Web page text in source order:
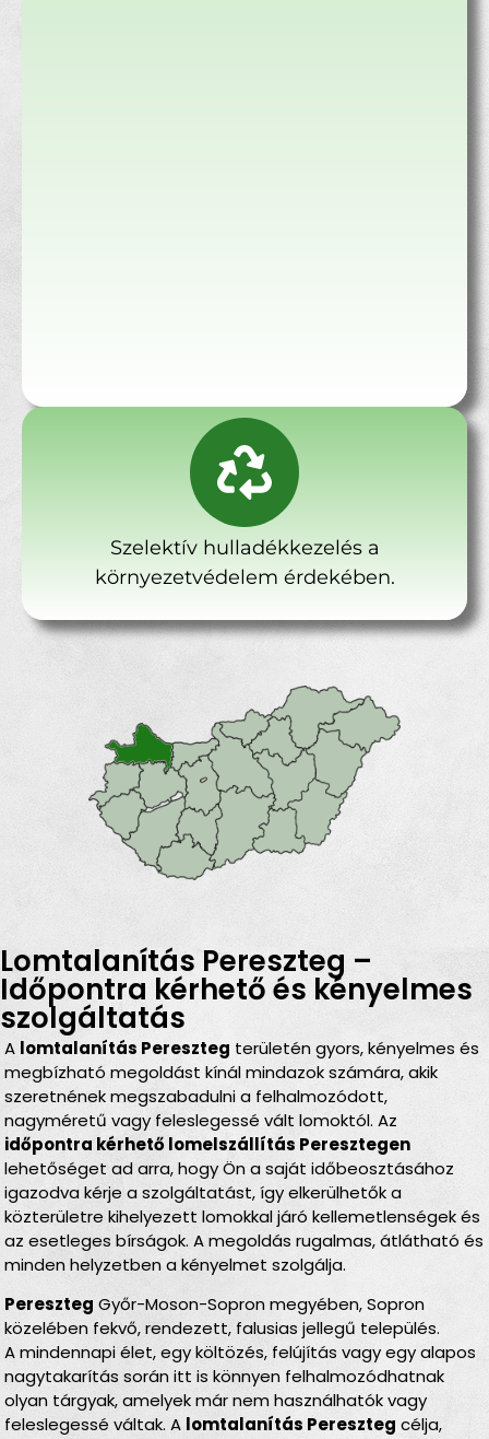
Szelektív hulladékkezelés a
környezetvédelem érdekében.
Lomtalanítás Pereszteg –
Időpontra kérhető és kényelmes
szolgáltatás
A lomtalanítás Pereszteg területén gyors, kényelmes és
megbízható megoldást kínál mindazok számára, akik
szeretnének megszabadulni a felhalmozódott,
nagyméretű vagy feleslegessé vált lomoktól. Az
időpontra kérhető lomelszállítás Peresztegen
lehetőséget ad arra, hogy Ön a saját időbeosztásához
igazodva kérje a szolgáltatást, így elkerülhetők a
közterületre kihelyezett lomokkal járó kellemetlenségek és
az esetleges bírságok. A megoldás rugalmas, átlátható és
minden helyzetben a kényelmet szolgálja.
Pereszteg Győr-Moson-Sopron megyében, Sopron
közelében fekvő, rendezett, falusias jellegű település.
A mindennapi élet, egy költözés, felújítás vagy egy alapos
nagytakarítás során itt is könnyen felhalmozódhatnak
olyan tárgyak, amelyek már nem használhatók vagy
feleslegessé váltak. A lomtalanítás Pereszteg célja,